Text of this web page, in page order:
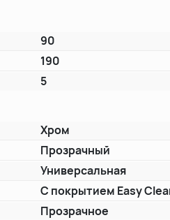
90
190
5
Хром
Прозрачный
Универсальная
С покрытием Easy
Прозрачное